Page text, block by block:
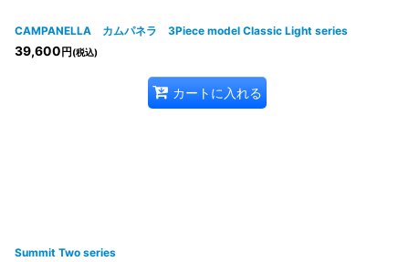
CAMPANELLA カムパネラ 3Piece model Classic Light series
39,600 円 (税込)
カートに入れる
Summit Two series